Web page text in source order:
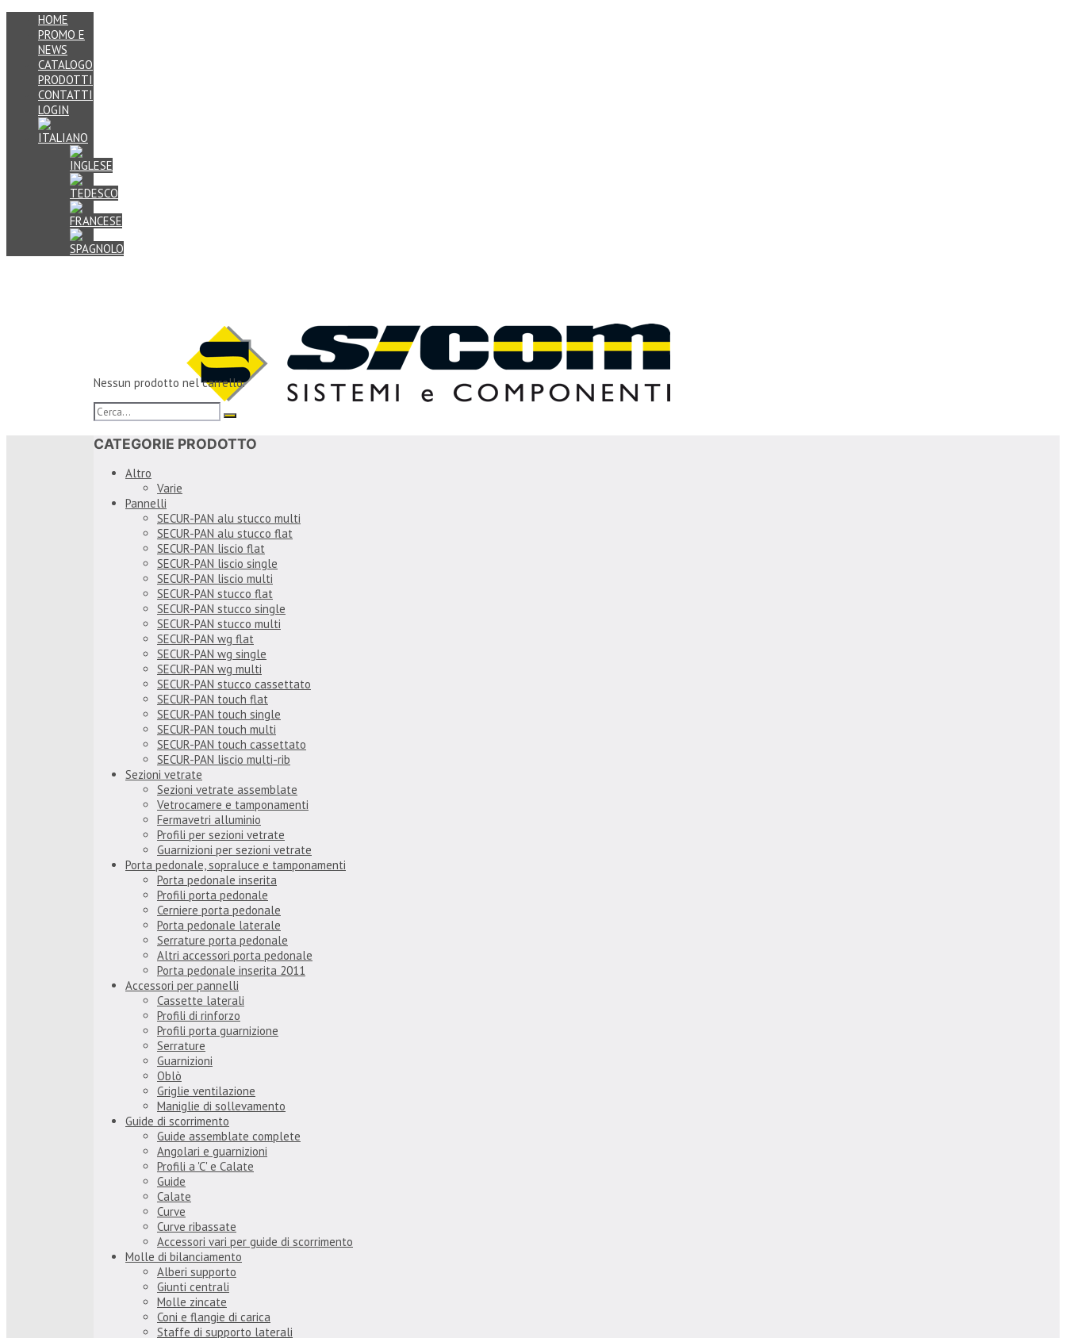
HOME
PROMO E
NEWS
CATALOGO
PRODOTTI
CONTATTI
LOGIN
Nessun prodotto nel carrello.
CATEGORIE PRODOTTO
Altro
Varie
Pannelli
SECUR-PAN alu stucco multi
SECUR-PAN alu stucco flat
SECUR-PAN liscio flat
SECUR-PAN liscio single
SECUR-PAN liscio multi
SECUR-PAN stucco flat
SECUR-PAN stucco single
SECUR-PAN stucco multi
SECUR-PAN wg flat
SECUR-PAN wg single
SECUR-PAN wg multi
SECUR-PAN stucco cassettato
SECUR-PAN touch flat
SECUR-PAN touch single
SECUR-PAN touch multi
SECUR-PAN touch cassettato
SECUR-PAN liscio multi-rib
Sezioni vetrate
Sezioni vetrate assemblate
Vetrocamere e tamponamenti
Fermavetri alluminio
Profili per sezioni vetrate
Guarnizioni per sezioni vetrate
Porta pedonale, sopraluce e tamponamenti
Porta pedonale inserita
Profili porta pedonale
Cerniere porta pedonale
Porta pedonale laterale
Serrature porta pedonale
Altri accessori porta pedonale
Porta pedonale inserita 2011
Accessori per pannelli
Cassette laterali
Profili di rinforzo
Profili porta guarnizione
Serrature
Guarnizioni
Oblò
Griglie ventilazione
Maniglie di sollevamento
Guide di scorrimento
Guide assemblate complete
Angolari e guarnizioni
Profili a 'C' e Calate
Guide
Calate
Curve
Curve ribassate
Accessori vari per guide di scorrimento
Molle di bilanciamento
Alberi supporto
Giunti centrali
Molle zincate
Coni e flangie di carica
Staffe di supporto laterali